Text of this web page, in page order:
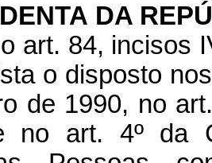
DA
art. 84, incisos
o disposto
de 1990, no
no art. 4º da